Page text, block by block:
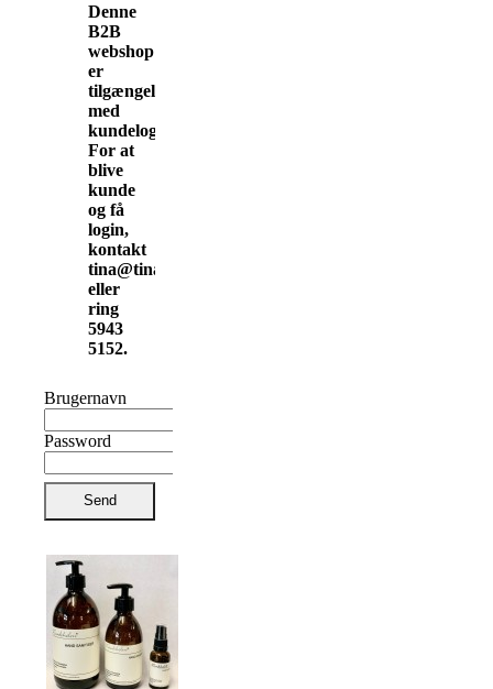
Denne
B2B
webshop
er
tilgængelig
med
kundelogin.
For at
blive
kunde
og få
login,
kontakt
tina@tinamunkholm.dk
eller
ring
5943
5152.
Brugernavn
Password
Send